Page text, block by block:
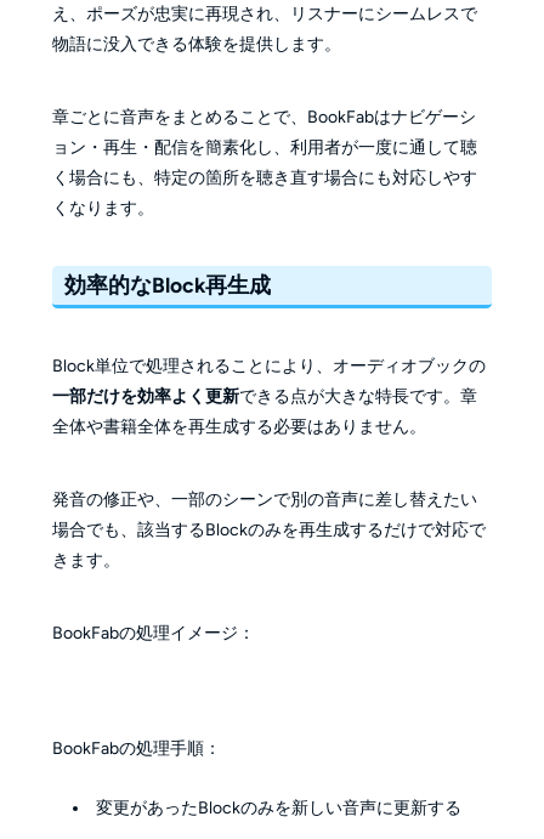
え、ポーズが忠実に再現され、リスナーにシームレスで
物語に没入できる体験を提供します。
章ごとに音声をまとめることで、BookFabはナビゲーシ
ョン・再生・配信を簡素化し、利用者が一度に通して聴
く場合にも、特定の箇所を聴き直す場合にも対応しやす
くなります。
効率的なBlock再生成
Block単位で処理されることにより、オーディオブックの
一部だけを効率よく更新できる点が大きな特長です。章
全体や書籍全体を再生成する必要はありません。
発音の修正や、一部のシーンで別の音声に差し替えたい
場合でも、該当するBlockのみを再生成するだけで対応で
きます。
BookFabの処理イメージ：
BookFabの処理手順：
変更があったBlockのみを新しい音声に更新する